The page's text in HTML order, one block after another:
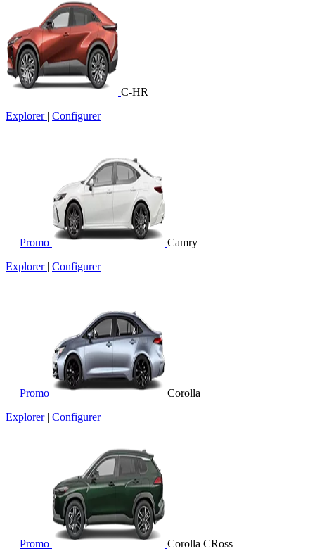
C-HR
Explorer | Configurer
Promo
Camry
Explorer | Configurer
Promo
Corolla
Explorer | Configurer
Promo
Corolla CRoss